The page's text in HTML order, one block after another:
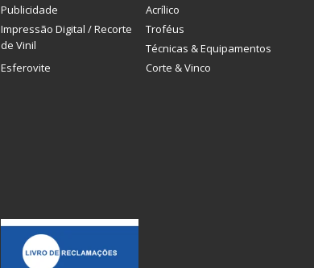
Publicidade
Acrílico
Impressão Digital / Recorte
de Vinil
Troféus
Técnicas & Equipamentos
Esferovite
Corte & Vinco